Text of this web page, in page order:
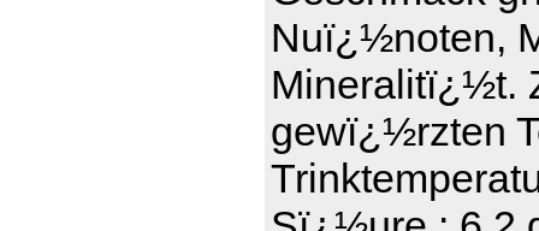
Nuï¿½noten,
Mineralitï¿½t.
gewï¿½rzten